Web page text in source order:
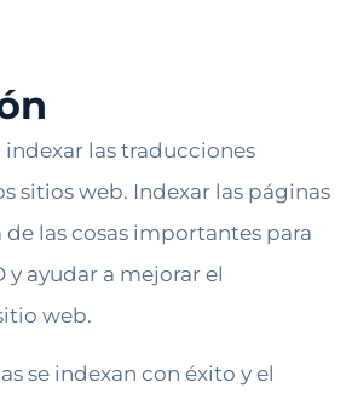
las traducciones
sitios web. Indexar las páginas
las cosas importantes para
y ayudar a mejorar el
web.
se indexan con éxito y el